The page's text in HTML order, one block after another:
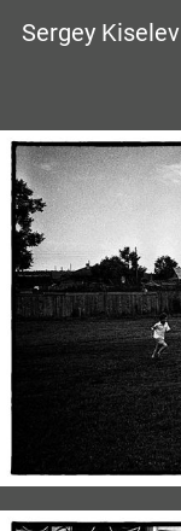
Sergey Kiselev